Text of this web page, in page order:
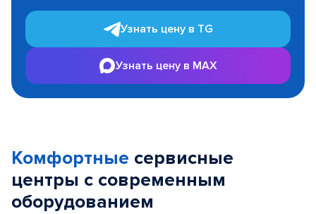
Узнать цену в TG
Узнать цену в MAX
Комфортные сервисные
центры с современным
оборудованием